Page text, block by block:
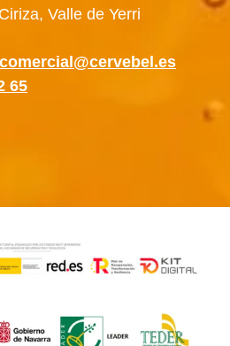
Valle de Yerri
comercial@cervebel.es
65